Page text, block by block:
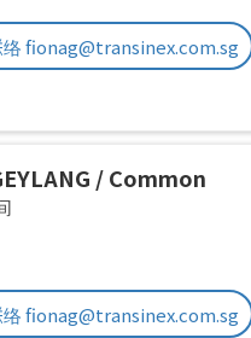
fionag@transinex.com.sg
/ Common
Immediately
fionag@transinex.com.sg